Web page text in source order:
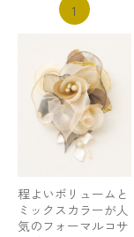
1
程よいボリュームと
ミックスカラーが人
気のフォーマルコサ